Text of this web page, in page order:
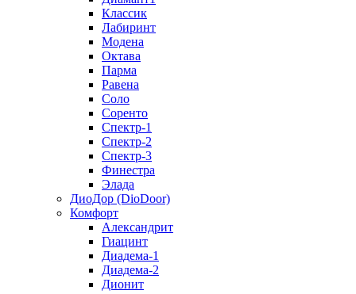
Классик
Лабиринт
Модена
Октава
Парма
Равена
Соло
Соренто
Спектр-1
Спектр-2
Спектр-3
Финестра
Элада
ДиоДор (DioDoor)
Комфорт
Алекcандрит
Гиацинт
Диадема-1
Диадема-2
Дионит